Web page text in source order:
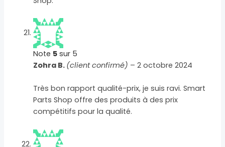
Note 5 sur 5
Zohra B. (client confirmé) – 2 octobre 2024
Très bon rapport qualité-prix, je suis ravi. Smart
Parts Shop offre des produits à des prix
compétitifs pour la qualité.